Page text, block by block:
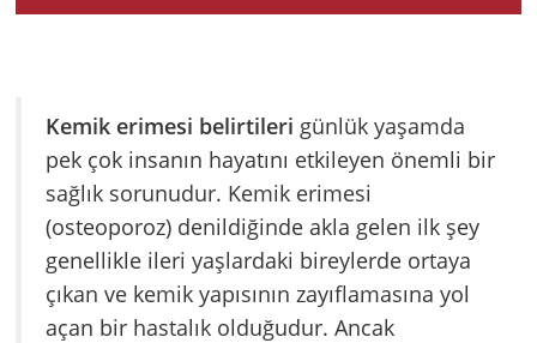
Kemik erimesi belirtileri günlük yaşamda
pek çok insanın hayatını etkileyen önemli bir
sağlık sorunudur. Kemik erimesi
(osteoporoz) denildiğinde akla gelen ilk şey
genellikle ileri yaşlardaki bireylerde ortaya
çıkan ve kemik yapısının zayıflamasına yol
açan bir hastalık olduğudur. Ancak